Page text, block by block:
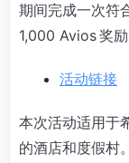
期间完成一次符
1,000 Avios 奖励
活动链接
本次活动适用于
的酒店和度假村